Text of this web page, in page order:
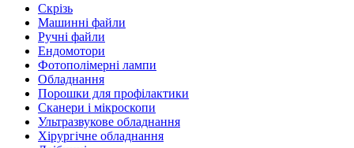
Скрізь
Машинні файли
Ручні файли
Ендомотори
Фотополімерні лампи
Обладнання
Порошки для профілактики
Сканери і мікроскопи
Ультразвукове обладнання
Хірургічне обладнання